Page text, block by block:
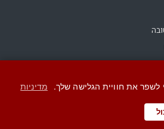
לשפר את חוויית הגלישה שלך.
מדיניות